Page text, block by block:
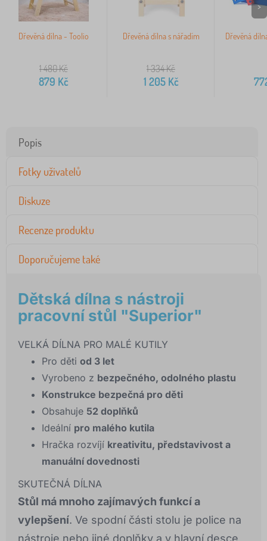
Dřevěná dílna - Toolio
1 480Kč
879 Kč
Dřevěná dílna s nářadím
1 334Kč
1 205Kč
Dřevěná
>
Popis
Fotky uživatelů
Diskuze
Recenze produktu
Doporučujeme také
Dětská dílna s nástroji
pracovní stůl "Superior"
VELKÁ DÍLNA PRO MALÉ KUTILY
Pro děti od 3 let
Vyrobeno z bezpečného, odolného plastu
Konstrukce bezpečná pro děti
Obsahuje 52 doplňků
Ideální pro malého kutila
Hračka rozvíjí kreativitu, představivost a
manuální dovednosti
SKUTEČNÁ DÍLNA
Stůl má mnoho zajímavých funkcí a
vylepšení. Ve spodní části stolu je police na
nástroje nebo jiné doplňky a v hlavní desce